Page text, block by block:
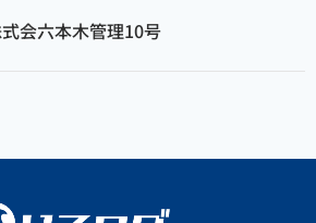
会六本木管理10号